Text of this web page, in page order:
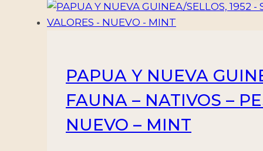
PAPUA Y NUEVA
FAUNA – NATIVOS –
NUEVO – MINT